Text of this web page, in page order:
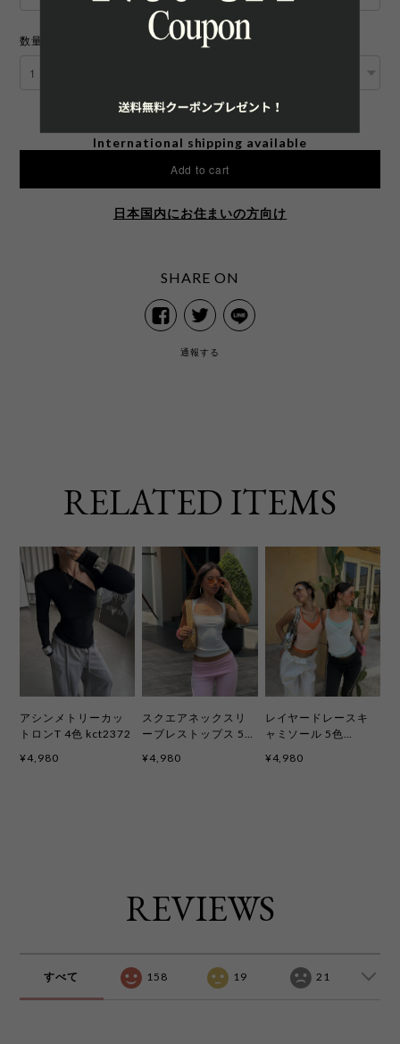
数量
International shipping available
Add to cart
日本国内にお住まいの方向け
SHARE ON
通報する
RELATED ITEMS
アシンメトリーカッ
トロンT 4色 kct2372
¥4,980
スクエアネックスリ
ーブレストップス 5色
¥4,980
レイヤードレースキ
ャミソール 5色
¥4,980
REVIEWS
すべて 158 19 21